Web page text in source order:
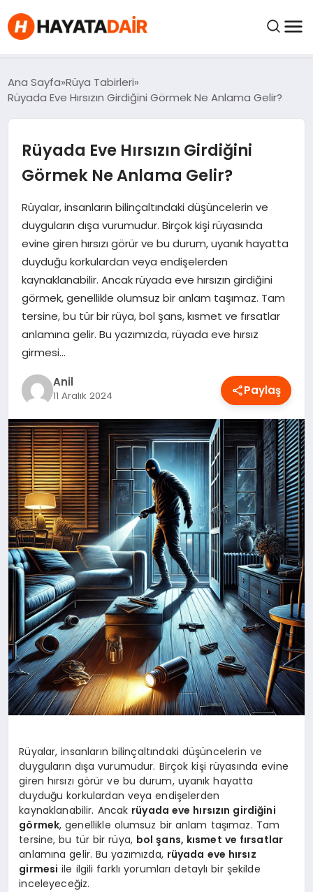
FIYATLAR
HABERLER
İNCELEMELER
KRIPTO PARALAR
KIMDIR?
NEDIR?
OYUN
TEKNOLOJI
Ana Sayfa Rüya Tabirleri
Rüyada Eve Hırsızın Girdiğini Görmek Ne Anlama Gelir?
Rüyada Eve Hırsızın Girdiğini
Görmek Ne Anlama Gelir?
Rüyalar, insanların bilinçaltındaki düşüncelerin ve
duyguların dışa vurumudur. Birçok kişi rüyasında
evine giren hırsızı görür ve bu durum, uyanık hayatta
duyduğu korkulardan veya endişelerden
kaynaklanabilir. Ancak rüyada eve hırsızın girdiğini
görmek, genellikle olumsuz bir anlam taşımaz. Tam
tersine, bu tür bir rüya, bol şans, kısmet ve fırsatlar
anlamına gelir. Bu yazımızda, rüyada eve hırsız
girmesi…
Anil
11 Aralık 2024 Paylaş
Rüyalar, insanların bilinçaltındaki düşüncelerin ve
duyguların dışa vurumudur. Birçok kişi rüyasında evine
giren hırsızı görür ve bu durum, uyanık hayatta
duyduğu korkulardan veya endişelerden
kaynaklanabilir. Ancak rüyada eve hırsızın girdiğini
görmek, genellikle olumsuz bir anlam taşımaz. Tam
tersine, bu tür bir rüya, bol şans, kısmet ve fırsatlar
anlamına gelir. Bu yazımızda, rüyada eve hırsız
girmesi ile ilgili farklı yorumları detaylı bir şekilde
inceleyeceğiz.